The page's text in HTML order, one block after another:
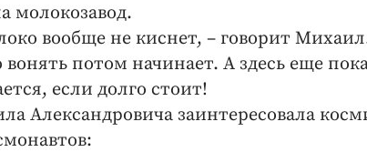
молокозавод.
вообще не киснет, – говорит
вонять потом начинает. А здесь еще
если долго стоит!
Александровича заинтересовала